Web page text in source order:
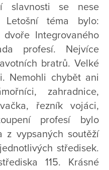
slavnosti se nese
téma bylo:
Integrovaného
profesí. Nejvíce
bratrů. Velké
Nemohli chybět ani
zahradnice,
řezník vojáci,
profesí bylo
z vypsaných soutěží
středisek.
115. Krásné